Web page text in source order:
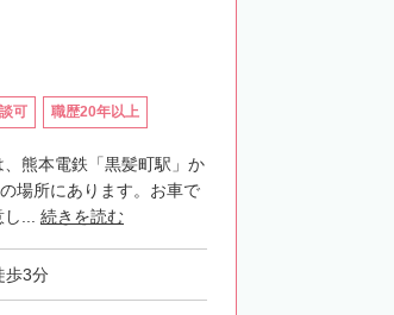
可 職歴20年以上
熊本電鉄「黒髪町駅」か
場所にあります。お車で
し... 続きを読む
歩3分